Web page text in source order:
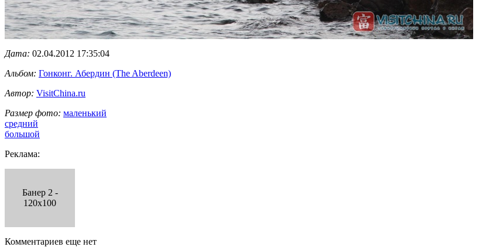
Дата: 02.04.2012 17:35:04
Альбом: Гонконг. Абердин (The Aberdeen)
Автор: VisitChina.ru
Размер фото: маленький
средний
большой
Реклама:
Банер 2 -
120x100
Комментариев еще нет